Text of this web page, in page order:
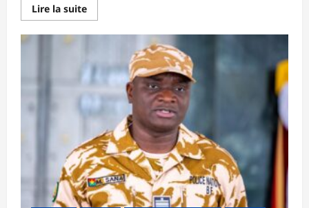
Lire la suiteEn
savoir
sur
la
CPI
préoccupée
par
retrait
des
pays
de
l’AES